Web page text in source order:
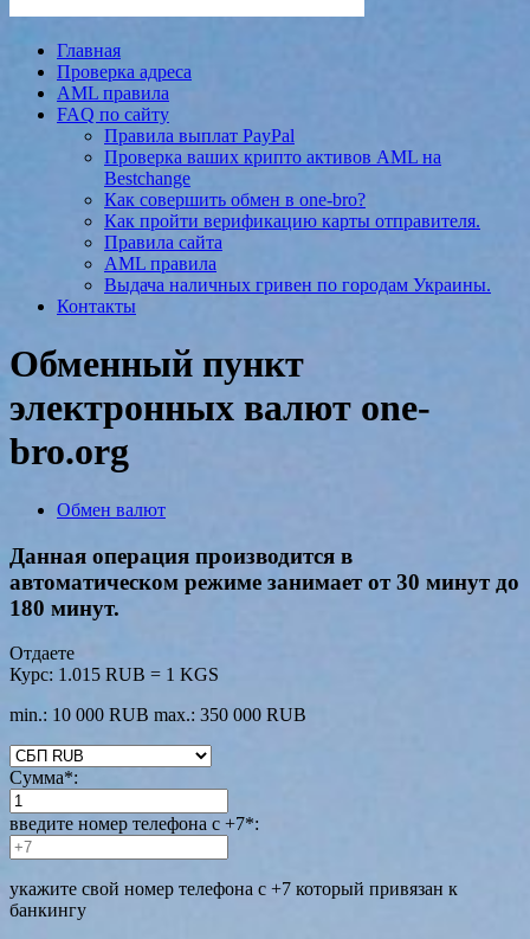
Главная
Проверка адреса
AML правила
FAQ по сайту
Правила выплат PayPal
Проверка ваших крипто активов AML на
Bestchange
Как совершить обмен в one-bro?
Как пройти верификацию карты отправителя.
Правила сайта
AML правила
Выдача наличных гривен по городам Украины.
Контакты
Обменный пункт
электронных валют one-
bro.org
Обмен валют
Данная операция производится в
автоматическом режиме занимает от 30 минут до
180 минут.
Отдаете
Курс: 1.015 RUB = 1 KGS
min.: 10 000 RUB max.: 350 000 RUB
Сумма*:
введите номер телефона с +7*:
укажите свой номер телефона с +7 который привязан к
банкингу